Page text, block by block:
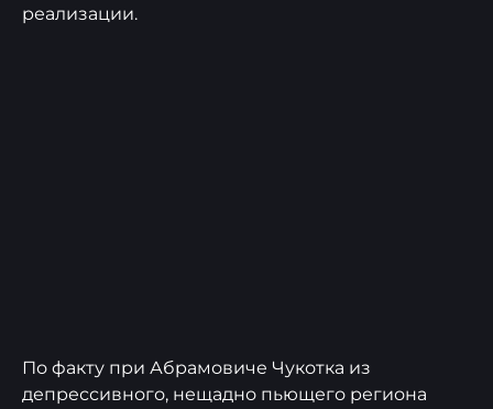
реализации.
По факту при Абрамовиче Чукотка из
депрессивного, нещадно пьющего региона